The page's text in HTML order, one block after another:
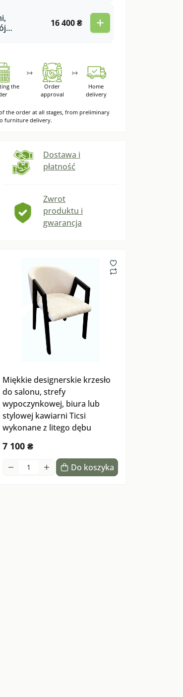
nogami
16 400 ₴ +
the
↣
Order
approval
↣
Home
delivery
the order at all stages, from preliminary
furniture delivery.
Dostawa i
płatność
Zwrot
produktu i
gwarancja
Miękkie designerskie krzesło
do salonu, strefy
wypoczynkowej, biura lub
stylowej kawiarni Ticsi
wykonane z litego dębu
7 100 ₴
Do koszyka